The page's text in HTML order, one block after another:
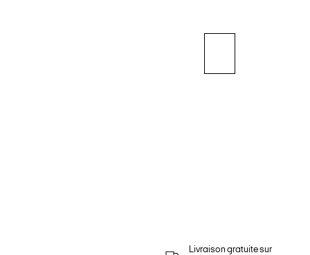
Livraison gratuite sur